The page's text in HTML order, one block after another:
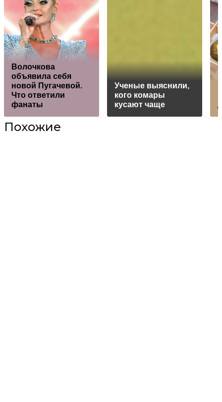
Волочкова
объявила себя
новой Пугачевой.
Что ответили
фанаты
Ученые выяснили,
кого комары
кусают чаще
Похожие